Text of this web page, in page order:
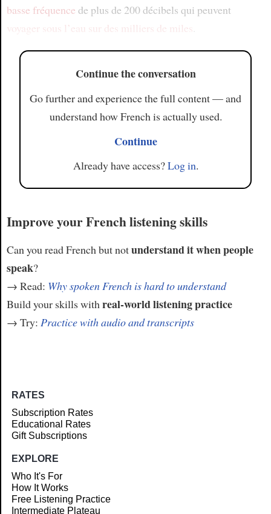
basse fréquence de plus de 200 décibels qui peuvent
voyager sous l’eau sur des milliers de miles
Continue the conversation
Go further and experience the full content — and
understand how French is actually used.
Continue
Already have access?Log in.
Improve your French listening skills
Can you read French but notunderstand it when people
speak?
→ Read: Why spoken French is hard to understand
Build your skills with real-world listening practice
→ Try: Practice with audio and transcripts
RATES
Subscription Rates
Educational Rates
Gift Subscriptions
EXPLORE
Who It's For
How It Works
Free Listening Practice
Intermediate Plateau